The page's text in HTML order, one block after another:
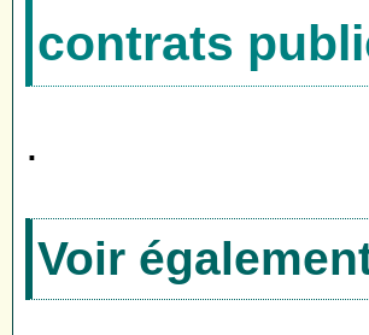
contrats
.
Voir